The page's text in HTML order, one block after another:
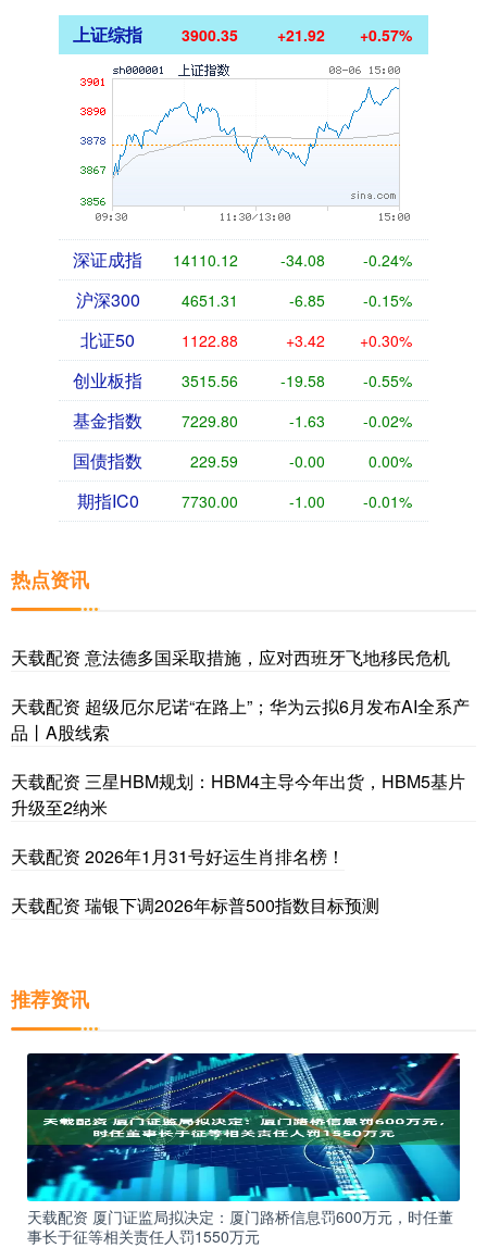
上证综指 3900.35 +21.92 +0.57%
深证成指 14110.12 -34.08 -0.24%
沪深300 4651.31 -6.85 -0.15%
北证50 1122.88 +3.42 +0.30%
创业板指 3515.56 -19.58 -0.55%
基金指数 7229.80 -1.63 -0.02%
国债指数 229.59 -0.00 0.00%
期指IC0 7730.00 -1.00 -0.01%
热点资讯
天载配资 意法德多国采取措施，应对西班牙飞地移民危机
天载配资 超级厄尔尼诺“在路上”；华为云拟6月发布AI全系产
品丨A股线索
天载配资 三星HBM规划：HBM4主导今年出货，HBM5基片
升级至2纳米
天载配资 2026年1月31号好运生肖排名榜！
天载配资 瑞银下调2026年标普500指数目标预测
推荐资讯
天载配资 厦门证监局拟决定：厦门路桥信息罚600万元，时任董
事长于征等相关责任人罚1550万元